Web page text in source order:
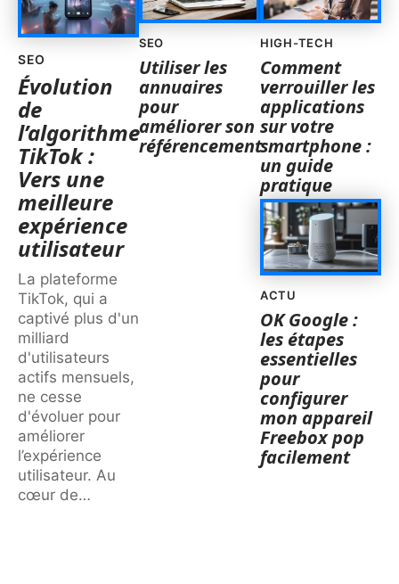
SEO
Évolution
de
l’algorithme
TikTok :
Vers une
meilleure
expérience
utilisateur
La plateforme
TikTok, qui a
captivé plus d'un
milliard
d'utilisateurs
actifs mensuels,
ne cesse
d'évoluer pour
améliorer
l’expérience
utilisateur. Au
cœur de…
SEO
Utiliser les
annuaires
pour
améliorer son
référencement
HIGH-TECH
Comment
verrouiller les
applications
sur votre
smartphone :
un guide
pratique
ACTU
OK Google :
les étapes
essentielles
pour
configurer
mon appareil
Freebox pop
facilement